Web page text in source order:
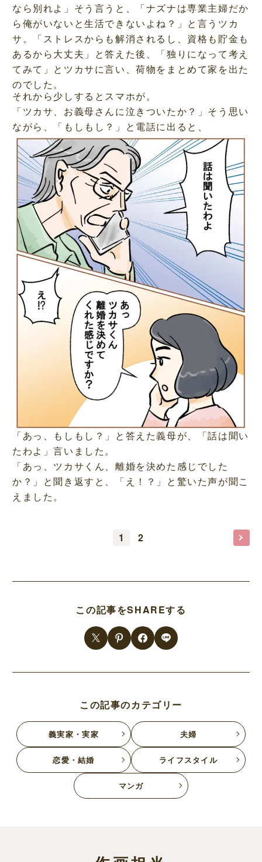
なら別れよ」そう言うと、「ナズナは専業主婦だか
ら俺がいないと生活できないよね？」と言うツカ
サ。「ストレスからも解消されるし、資格も貯金も
あるから大丈夫」と答えた後、「独りになって考え
てみて」とツカサに言い、荷物をまとめて家を出た
のでした。
それから少しするとスマホが。
「ツカサ、お義母さんに泣きついたか？」そう思い
ながら、「もしもし？」と電話に出ると、
「あっ、もしもし？」と答えた義母が、「話は聞い
たわよ」言いました。
「あっ、ツカサくん、離婚を決めた感じでした
か？」と聞き返すと、「え！？」と驚いた声が聞こ
えました。
1 2
この記事をSHAREする
この記事のカテゴリー
義実家・実家 夫婦
恋愛・結婚 ライフスタイル
マンガ